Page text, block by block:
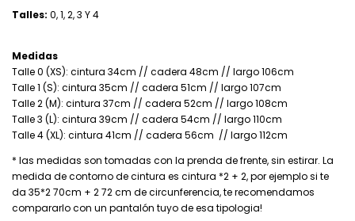
Talles: 0, 1, 2, 3 Y 4
Medidas
Talle 0 (XS): cintura 34cm // cadera 48cm // largo 106cm
Talle 1 (S): cintura 35cm // cadera 51cm // largo 107cm
Talle 2 (M): cintura 37cm // cadera 52cm // largo 108cm
Talle 3 (L): cintura 39cm // cadera 54cm // largo 110cm
Talle 4 (XL): cintura 41cm // cadera 56cm // largo 112cm
* las medidas son tomadas con la prenda de frente, sin estirar. La
medida de contorno de cintura es cintura *2 + 2, por ejemplo si te
da 35*2 70cm + 2 72 cm de circunferencia, te recomendamos
compararlo con un pantalón tuyo de esa tipologia!